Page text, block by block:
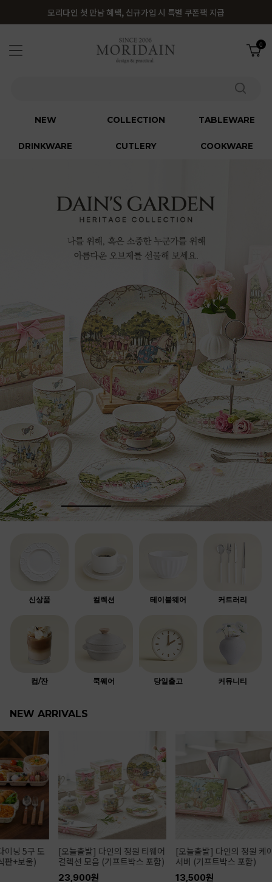
모리다인 첫 만남 혜택, 신규가입 시 특별 쿠폰팩 지급
0
NEW COLLECTION TABLEWARE
DRINKWARE CUTLERY COOKWARE
신상품 컬렉션 테이블웨어 커트러리
컵/잔 쿡웨어 당일출고 커뮤니티
NEW ARRIVALS
[오늘출발] 다인의 정원 티웨어
컬렉션 모음 (기프트박스 포함)
[오늘출발] 다인의 정원 케이크
서버 (기프트박스 포함)
[오늘출
레이 (